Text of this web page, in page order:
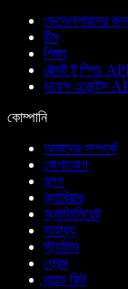
ডেভেলপারদের
টিম
শিক্ষা
টেক্সট টু স্পিচ
ভয়েস এজেন্টস
কোম্পানি
আমাদের সম্পর্কে
যোগাযোগ
ব্লগ
ক্যারিয়ার
অ্যাফিলিয়েট
সাহায্য
স্ট্যাটাস
প্রেস
ব্র্যান্ড কিট